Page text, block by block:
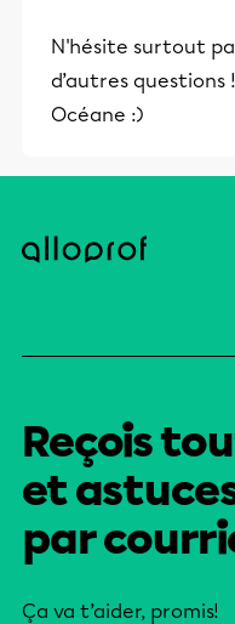
éducative.
N'hésite surtout
d’autres questions !
Océane :)
Reçois
et
par
Ça va t’aider, promis!